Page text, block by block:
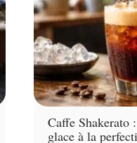
Caffe Shakerato
glace à la